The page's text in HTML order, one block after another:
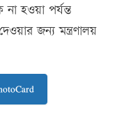
না হওয়া পর্যন্ত
জন্য মন্ত্রণালয়